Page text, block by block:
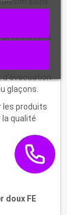
de
d'évacuation
glaçons.
les produits
qualité
doux FE